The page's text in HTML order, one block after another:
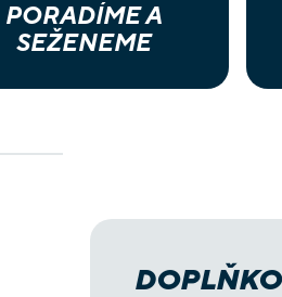
PORADÍME A
SEŽENEME